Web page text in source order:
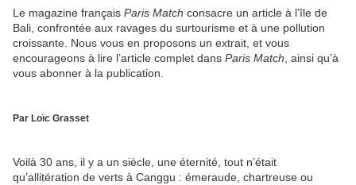
Le magazine français Paris Match consacre un article à l’île de
Bali, confrontée aux ravages du surtourisme et à une pollution
croissante. Nous vous en proposons un extrait, et vous
encourageons à lire l’article complet dans Paris Match, ainsi qu’à
vous abonner à la publication.
Par Loïc Grasset
Voilà 30 ans, il y a un siècle, une éternité, tout n’était
qu’allitération de verts à Canggu : émeraude, chartreuse ou